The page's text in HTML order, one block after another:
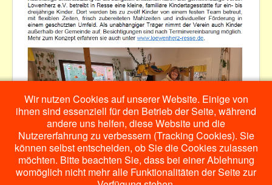
Wir nutzen Cookies auf unserer Website. Einige von
ihnen sind essenziell für den Betrieb der Seite, während
andere uns helfen, diese Website und die
Nutzererfahrung zu verbessern (Tracking Cookies). Sie
können selbst entscheiden, ob Sie die Cookies zulassen
möchten. Bitte beachten Sie, dass bei einer Ablehnung
womöglich nicht mehr alle Funktionalitäten der Seite zur